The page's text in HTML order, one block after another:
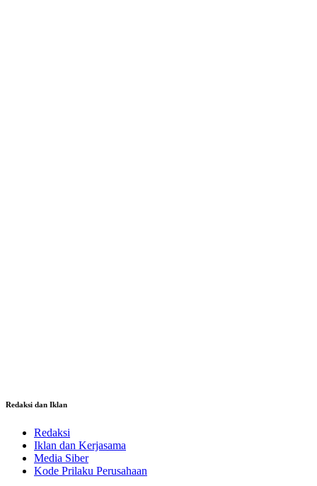
Redaksi dan Iklan
Redaksi
Iklan dan Kerjasama
Media Siber
Kode Prilaku Perusahaan